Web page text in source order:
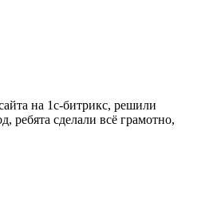
на 1с-битрикс, решили
ребята сделали всё грамотно,